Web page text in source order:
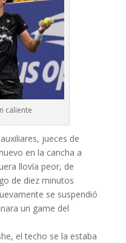
caliente
jueces de
en la cancha a
llovía peor, de
de diez minutos
se suspendió
un game del
el techo se la estaba